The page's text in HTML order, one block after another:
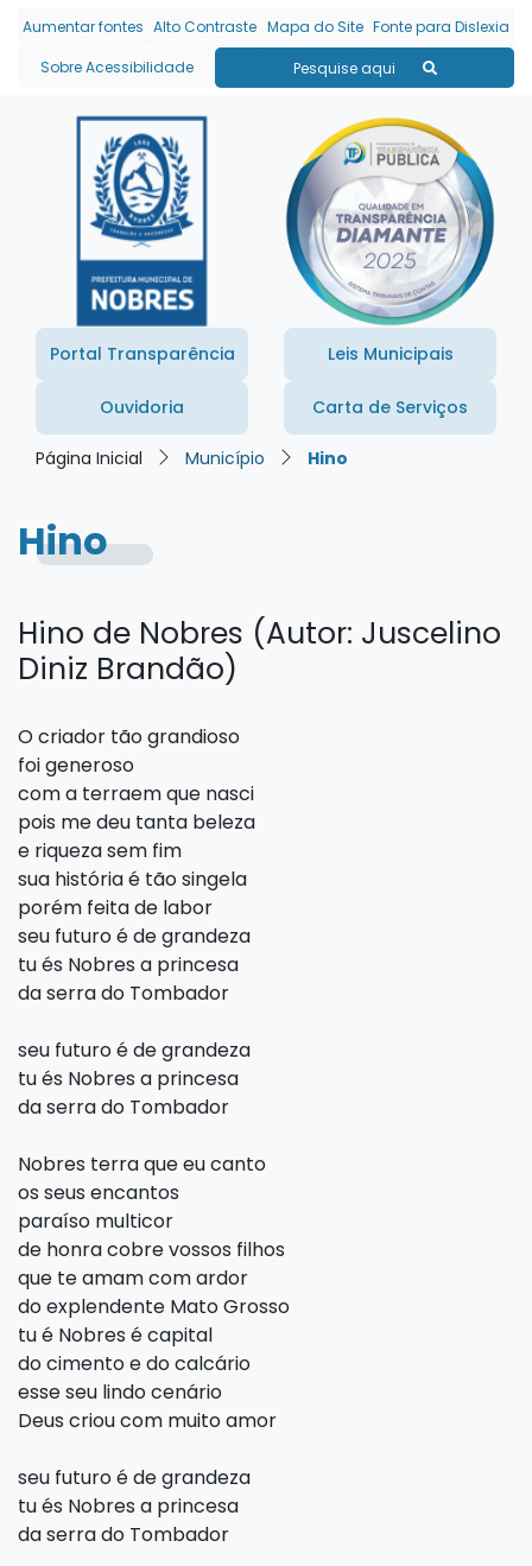
Seção de atalhos e
Ir para o conteúdo [alt+1]
Ir para o menu [alt+2]
Ir para a busca [alt+3]
Ir para o rodapé [alt+4]
Aumentar fontes Alto Contraste Mapa do Site Fonte para Dislexia
Sobre Acessibilidade
Pesquise aqui
Portal Transparência Leis Municipais
Ouvidoria Carta de Serviços
Página Inicial Município Hino
Hino
Hino de Nobres (Autor: Juscelino
Diniz Brandão)
O criador tão grandioso
foi generoso
com a terraem que nasci
pois me deu tanta beleza
e riqueza sem fim
sua história é tão singela
porém feita de labor
seu futuro é de grandeza
tu és Nobres a princesa
da serra do Tombador
seu futuro é de grandeza
tu és Nobres a princesa
da serra do Tombador
Nobres terra que eu canto
os seus encantos
paraíso multicor
de honra cobre vossos filhos
que te amam com ardor
do explendente Mato Grosso
tu é Nobres é capital
do cimento e do calcário
esse seu lindo cenário
Deus criou com muito amor
seu futuro é de grandeza
tu és Nobres a princesa
da serra do Tombador